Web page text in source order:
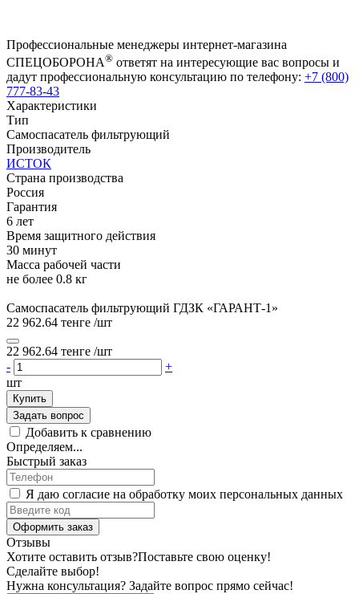
Профессиональные менеджеры интернет-магазина
СПЕЦОБОРОНА® ответят на интересующие вас вопросы и
дадут профессиональную консультацию по телефону: +7 (800)
777-83-43
Характеристики
Тип
Самоспасатель фильтрующий
Производитель
ИСТОК
Страна производства
Россия
Гарантия
6 лет
Время защитного действия
30 минут
Масса рабочей части
не более 0.8 кг
Самоспасатель фильтрующий ГДЗК «ГАРАНТ-1»
22 962.64 тенге /шт
22 962.64 тенге /шт
-
+
шт
Купить
Задать вопрос
Добавить к сравнению
Определяем...
Быстрый заказ
Я даю согласие на обработку моих персональных данных
Оформить заказ
Отзывы
Хотите оставить отзыв?Поставьте свою оценку!
Сделайте выбор!
Нужна консультация? Задайте вопрос прямо сейчас!